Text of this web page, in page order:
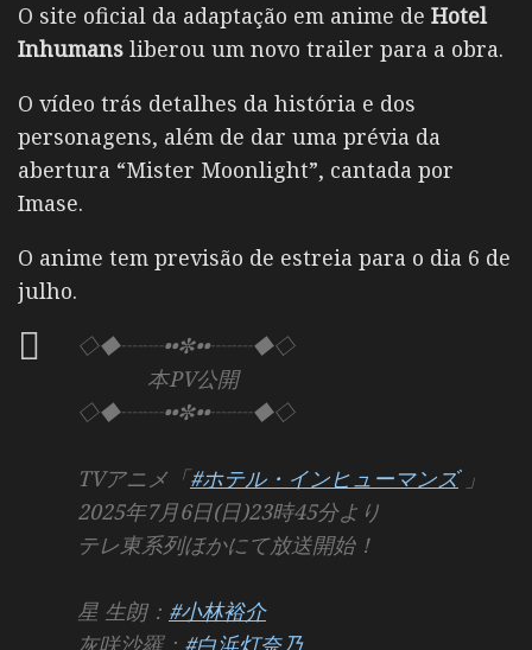
O site oficial da adaptação em anime de Hotel
Inhumans liberou um novo trailer para a obra.
O vídeo trás detalhes da história e dos
personagens, além de dar uma prévia da
abertura “Mister Moonlight”, cantada por
Imase.
O anime tem previsão de estreia para o dia 6 de
julho.
◇◆┈┈••✼••┈┈◆◇
本PV公開
◇◆┈┈••✼••┈┈◆◇
TVアニメ「#ホテル・インヒューマンズ」
2025年7月6日(日)23時45分より
テレ東系列ほかにて放送開始！
星 生朗： #小林裕介
灰咲沙羅： #白浜灯奈乃